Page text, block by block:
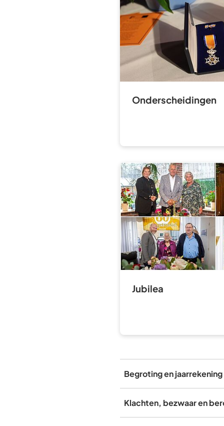
Onderscheidingen
Jubilea
Begroting en jaarrekening
Klachten, bezwaar en